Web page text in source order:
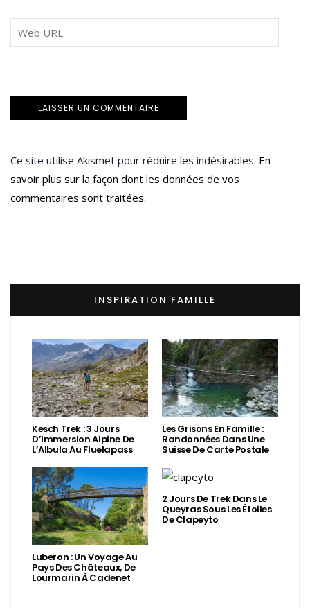
Ce site utilise Akismet pour réduire les indésirables. En
savoir plus sur la façon dont les données de vos
commentaires sont traitées.
INSPIRATION FAMILLE
Kesch Trek : 3 Jours
D’Immersion Alpine De
L’Albula Au Fluelapass
Les Grisons En Famille :
Randonnées Dans Une
Suisse De Carte Postale
Luberon : Un Voyage Au
Pays Des Châteaux, De
Lourmarin À Cadenet
2 Jours De Trek Dans Le
Queyras Sous Les Étoiles
De Clapeyto